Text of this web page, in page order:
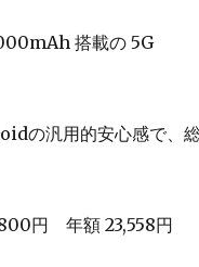
搭載の 5G
の汎用的安心感で、
円 年額 23,558円